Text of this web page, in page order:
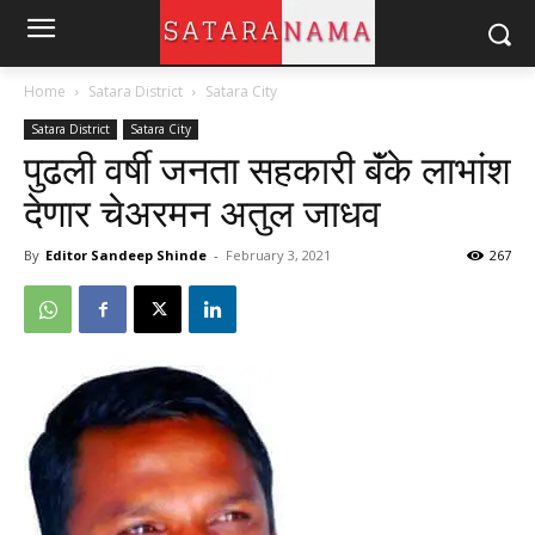
Home Satara District Satara City
Satara District Satara City
पुढली वर्षी जनता सहकारी बॅंके लाभांश
देणार चेअरमन अतुल जाधव
By Editor Sandeep Shinde - February 3, 2021 267